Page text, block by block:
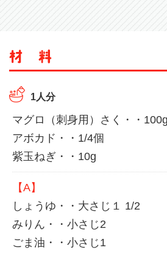
1人分
マグロ（刺身用）さく・・100g
アボカド・・1/4個
紫玉ねぎ・・10g
【A】
しょうゆ・・大さじ１ 1/2
みりん・・小さじ2
ごま油・・小さじ1